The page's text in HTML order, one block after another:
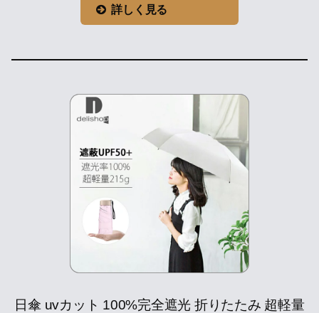
詳しく見る
日傘 uvカット 100%完全遮光 折りたたみ 超軽量